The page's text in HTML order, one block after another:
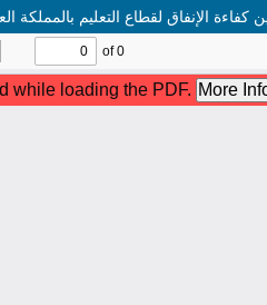
الإنفاق لقطاع التعليم بالمملكة